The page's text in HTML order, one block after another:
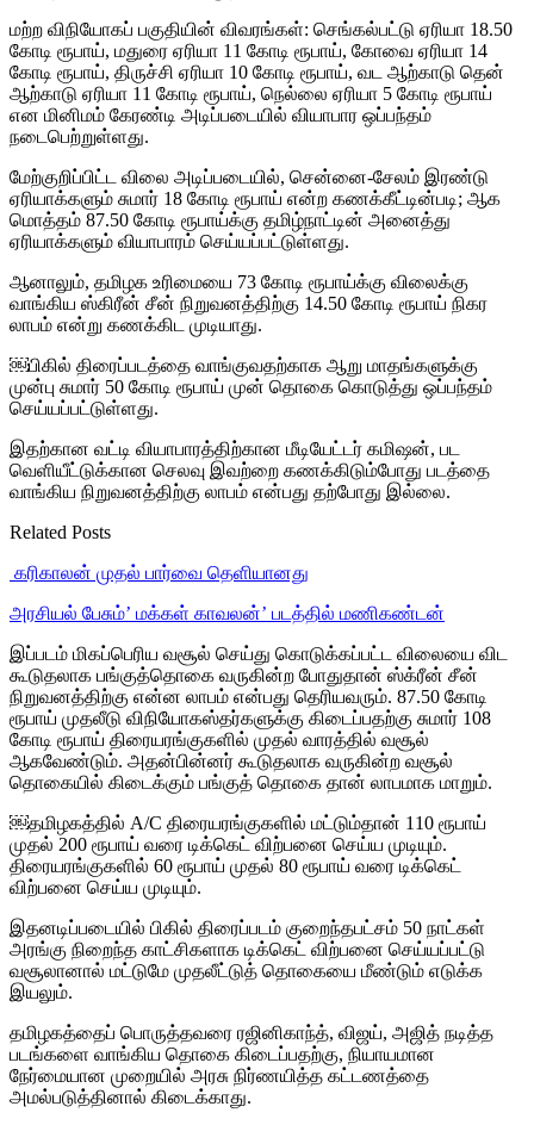
மற்ற விநியோகப் பகுதியின் விவரங்கள்: செங்கல்பட்டு ஏரியா 18.50
கோடி ரூபாய், மதுரை ஏரியா 11 கோடி ரூபாய், கோவை ஏரியா 14
கோடி ரூபாய், திருச்சி ஏரியா 10 கோடி ரூபாய், வட ஆற்காடு தென்
ஆற்காடு ஏரியா 11 கோடி ரூபாய், நெல்லை ஏரியா 5 கோடி ரூபாய்
என மினிமம் கேரண்டி அடிப்படையில் வியாபார ஒப்பந்தம்
நடைபெற்றுள்ளது.
மேற்குறிப்பிட்ட விலை அடிப்படையில், சென்னை-சேலம் இரண்டு
ஏரியாக்களும் சுமார் 18 கோடி ரூபாய் என்ற கணக்கீட்டின்படி; ஆக
மொத்தம் 87.50 கோடி ரூபாய்க்கு தமிழ்நாட்டின் அனைத்து
ஏரியாக்களும் வியாபாரம் செய்யப்பட்டுள்ளது.
ஆனாலும், தமிழக உரிமையை 73 கோடி ரூபாய்க்கு விலைக்கு
வாங்கிய ஸ்கிரீன் சீன் நிறுவனத்திற்கு 14.50 கோடி ரூபாய் நிகர
லாபம் என்று கணக்கிட முடியாது.
￼பிகில் திரைப்படத்தை வாங்குவதற்காக ஆறு மாதங்களுக்கு
முன்பு சுமார் 50 கோடி ரூபாய் முன் தொகை கொடுத்து ஒப்பந்தம்
செய்யப்பட்டுள்ளது.
இதற்கான வட்டி வியாபாரத்திற்கான மீடியேட்டர் கமிஷன், பட
வெளியீட்டுக்கான செலவு இவற்றை கணக்கிடும்போது படத்தை
வாங்கிய நிறுவனத்திற்கு லாபம் என்பது தற்போது இல்லை.
Related Posts
‎ கரிகாலன் முதல் பார்வை தெளியானது
அரசியல் பேசும்’ மக்கள் காவலன்’ படத்தில் மணிகண்டன்
இப்படம் மிகப்பெரிய வசூல் செய்து கொடுக்கப்பட்ட விலையை விட
கூடுதலாக பங்குத்தொகை வருகின்ற போதுதான் ஸ்க்ரீன் சீன்
நிறுவனத்திற்கு என்ன லாபம் என்பது தெரியவரும். 87.50 கோடி
ரூபாய் முதலீடு விநியோகஸ்தர்களுக்கு கிடைப்பதற்கு சுமார் 108
கோடி ரூபாய் திரையரங்குகளில் முதல் வாரத்தில் வசூல்
ஆகவேண்டும். அதன்பின்னர் கூடுதலாக வருகின்ற வசூல்
தொகையில் கிடைக்கும் பங்குத் தொகை தான் லாபமாக மாறும்.
￼தமிழகத்தில் A/C திரையரங்குகளில் மட்டும்தான் 110 ரூபாய்
முதல் 200 ரூபாய் வரை டிக்கெட் விற்பனை செய்ய முடியும்.
திரையரங்குகளில் 60 ரூபாய் முதல் 80 ரூபாய் வரை டிக்கெட்
விற்பனை செய்ய முடியும்.
இதனடிப்படையில் பிகில் திரைப்படம் குறைந்தபட்சம் 50 நாட்கள்
அரங்கு நிறைந்த காட்சிகளாக டிக்கெட் விற்பனை செய்யப்பட்டு
வசூலானால் மட்டுமே முதலீட்டுத் தொகையை மீண்டும் எடுக்க
இயலும்.
தமிழகத்தைப் பொருத்தவரை ரஜினிகாந்த், விஜய், அஜித் நடித்த
படங்களை வாங்கிய தொகை கிடைப்பதற்கு, நியாயமான
நேர்மையான முறையில் அரசு நிர்ணயித்த கட்டணத்தை
அமல்படுத்தினால் கிடைக்காது.